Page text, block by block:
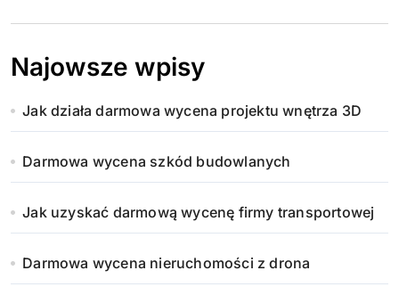
Najowsze wpisy
Jak działa darmowa wycena projektu wnętrza 3D
Darmowa wycena szkód budowlanych
Jak uzyskać darmową wycenę firmy transportowej
Darmowa wycena nieruchomości z drona